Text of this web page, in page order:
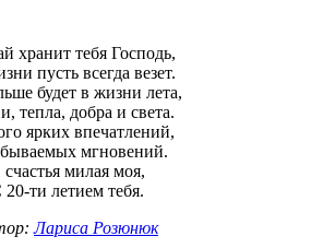
хранит тебя Господь,
пусть всегда везет.
будет в жизни лета,
тепла, добра и света.
ярких впечатлений,
мгновений.
милая моя,
20-ти летием тебя.
Лариса Розюнюк